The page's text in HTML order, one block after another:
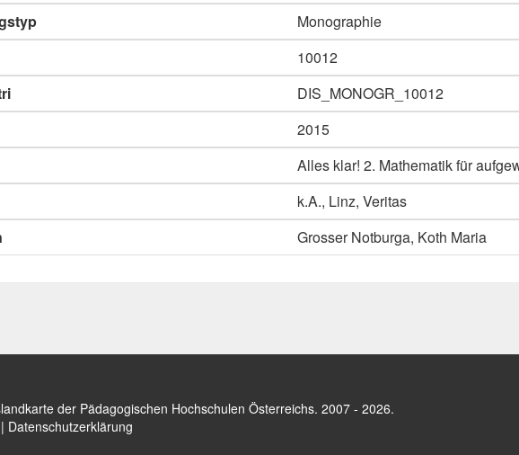
Monographie
10012
DIS_MONOGR_10012
2015
Alles klar! 2. Mathematik für
k.A., Linz, Veritas
Grosser Notburga, Koth Maria
der Pädagogischen Hochschulen Österreichs. 2007 - 2026.
| Datenschutzerklärung